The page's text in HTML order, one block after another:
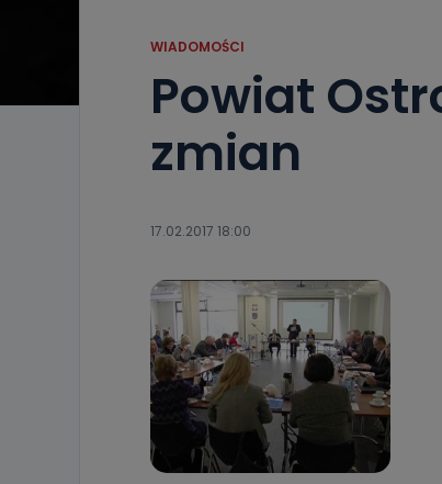
WIADOMOŚCI
Powiat
zmian
17.02.2017 18:00